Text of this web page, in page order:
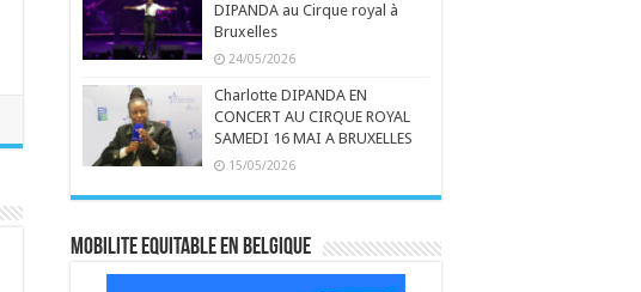
DIPANDA au Cirque royal à
Bruxelles
24/05/2026
Charlotte DIPANDA EN
CONCERT AU CIRQUE ROYAL
SAMEDI 16 MAI A BRUXELLES
15/05/2026
MOBILITE EQUITABLE EN BELGIQUE